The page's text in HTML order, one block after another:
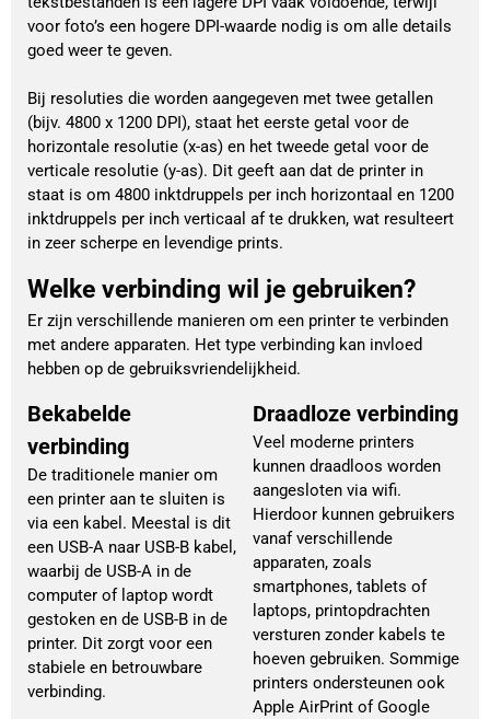
voor foto’s een hogere DPI-waarde nodig is om alle details
goed weer te geven.
Bij resoluties die worden aangegeven met twee getallen
(bijv. 4800 x 1200 DPI), staat het eerste getal voor de
horizontale resolutie (x-as) en het tweede getal voor de
verticale resolutie (y-as). Dit geeft aan dat de printer in
staat is om 4800 inktdruppels per inch horizontaal en 1200
inktdruppels per inch verticaal af te drukken, wat resulteert
in zeer scherpe en levendige prints.
Welke verbinding wil je gebruiken?
Er zijn verschillende manieren om een printer te verbinden
met andere apparaten. Het type verbinding kan invloed
hebben op de gebruiksvriendelijkheid.
Bekabelde
verbinding
De traditionele manier om
een printer aan te sluiten is
via een kabel. Meestal is dit
een USB-A naar USB-B kabel,
waarbij de USB-A in de
computer of laptop wordt
gestoken en de USB-B in de
printer. Dit zorgt voor een
stabiele en betrouwbare
verbinding.
Draadloze verbinding
Veel moderne printers
kunnen draadloos worden
aangesloten via wifi.
Hierdoor kunnen gebruikers
vanaf verschillende
apparaten, zoals
smartphones, tablets of
laptops, printopdrachten
versturen zonder kabels te
hoeven gebruiken. Sommige
printers ondersteunen ook
Apple AirPrint of Google